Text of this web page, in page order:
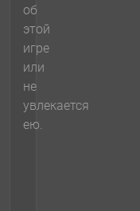
об
этой
игре
или
не
увлекается
ею.